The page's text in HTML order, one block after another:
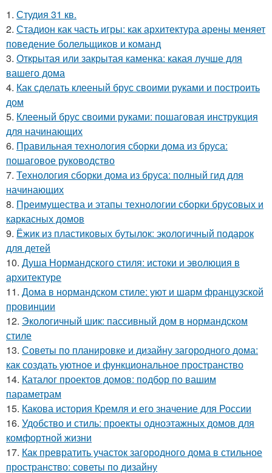
1. Студия 31 кв.
2. Стадион как часть игры: как архитектура арены меняет
поведение болельщиков и команд
3. Открытая или закрытая каменка: какая лучше для
вашего дома
4. Как сделать клееный брус своими руками и построить
дом
5. Клееный брус своими руками: пошаговая инструкция
для начинающих
6. Правильная технология сборки дома из бруса:
пошаговое руководство
7. Технология сборки дома из бруса: полный гид для
начинающих
8. Преимущества и этапы технологии сборки брусовых и
каркасных домов
9. Ёжик из пластиковых бутылок: экологичный подарок
для детей
10. Душа Нормандского стиля: истоки и эволюция в
архитектуре
11. Дома в нормандском стиле: уют и шарм французской
провинции
12. Экологичный шик: пассивный дом в нормандском
стиле
13. Советы по планировке и дизайну загородного дома:
как создать уютное и функциональное пространство
14. Каталог проектов домов: подбор по вашим
параметрам
15. Какова история Кремля и его значение для России
16. Удобство и стиль: проекты одноэтажных домов для
комфортной жизни
17. Как превратить участок загородного дома в стильное
пространство: советы по дизайну